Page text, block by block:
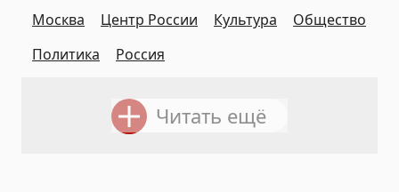
Москва Центр России Культура
Общество
Политика
Россия
Читать ещё